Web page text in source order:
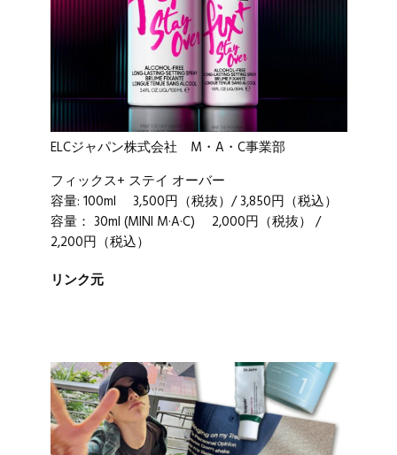
ELCジャパン株式会社 M・A・C事業部
フィックス+ ステイ オーバー
容量: 100ml 3,500円（税抜）/ 3,850円（税込）
容量： 30ml (MINI M·A·C) 2,000円（税抜） /
2,200円（税込）
リンク元